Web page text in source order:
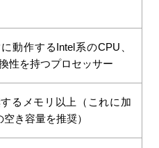
動作するIntel系のCPU、
性を持つプロセッサー
するメモリ以上（これに加
き容量を推奨）